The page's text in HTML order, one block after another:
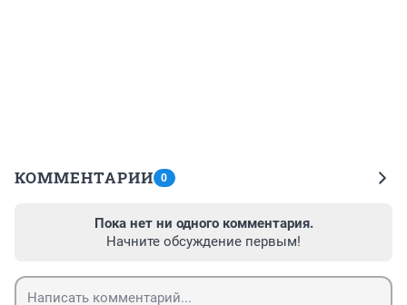
КОММЕНТАРИИ 0
Пока нет ни одного комментария.
Начните обсуждение первым!